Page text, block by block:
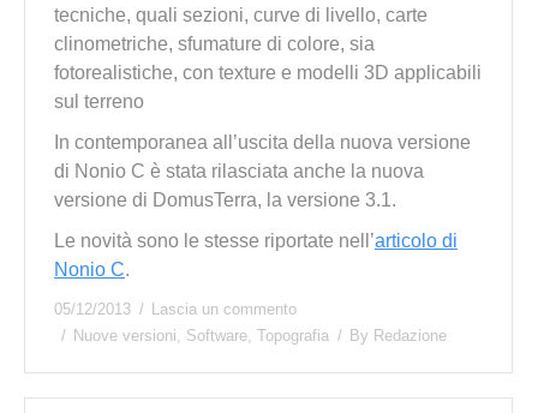
tecniche, quali sezioni, curve di livello, carte
clinometriche, sfumature di colore, sia
fotorealistiche, con texture e modelli 3D applicabili
sul terreno
In contemporanea all’uscita della nuova versione
di Nonio C è stata rilasciata anche la nuova
versione di DomusTerra, la versione 3.1.
Le novità sono le stesse riportate nell’articolo di
Nonio C.
05/12/2013
Lascia un commento
Nuove versioni, Software, Topografia By Redazione